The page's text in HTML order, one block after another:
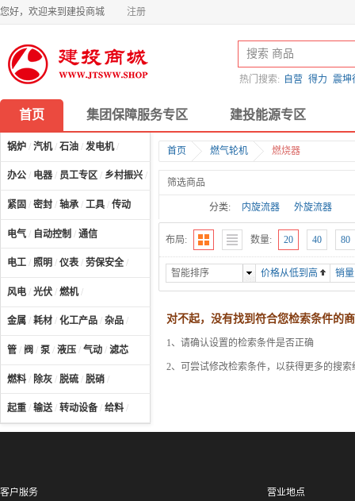
您好，欢迎来到建投商城 注册
热门搜索: 自营 得力 震坤
首页 集团保障服务专区 建投能源专区
锅炉 / 汽机/ 石油 / 发电机/
办公 / 电器 / 员工专区 / 乡村振兴 / 计算机及配件
紧固 / 密封 / 轴承 / 工具 / 传动
电气 / 自动控制 / 通信
电工 / 照明 / 仪表 / 劳保安全 /
风电 / 光伏 / 燃机/
金属 / 耗材 / 化工产品 / 杂品 /
管 / 阀 / 泵 / 液压 / 气动 / 滤芯
燃料 / 除灰 / 脱硫 / 脱硝 /
起重 / 输送/ 转动设备 / 给料 /
首页 燃气轮机 燃烧器
筛选商品
分类: 内旋流器 外旋流器
布局: 数量: 20 40 80
智能排序 价格从低到高 销量
对不起，没有找到符合您检索条件的
1、请确认设置的检索条件是否正确
2、可尝试修改检索条件，以获得更多的搜索
客户服务 营业地点